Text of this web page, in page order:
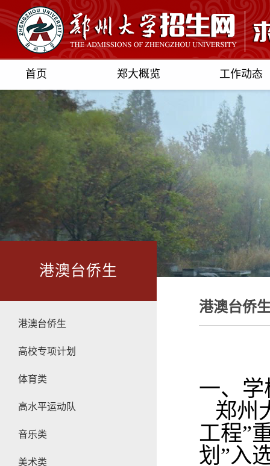
首页 郑大概览 工作动态
港澳台侨生
港澳台侨生
高校专项计划
体育类
高水平运动队
音乐类
美术类
港澳台侨
一、
郑州
工程”
划”入